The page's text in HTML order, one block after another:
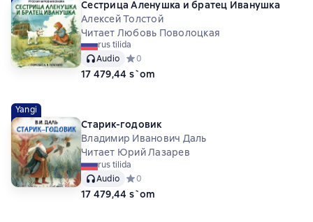
Сестрица Аленушка и братец Иванушка
Алексей Толстой
Читает Любовь Поволоцкая
rus tilida
Audio
Средний рейтинг 0 на основе 0 оценок
0
17 479,44 s`om
Yangi
Старик-годовик
Владимир Иванович Даль
Читает Юрий Лазарев
rus tilida
Audio
Средний рейтинг 0 на основе 0 оценок
0
17 479,44 s`om